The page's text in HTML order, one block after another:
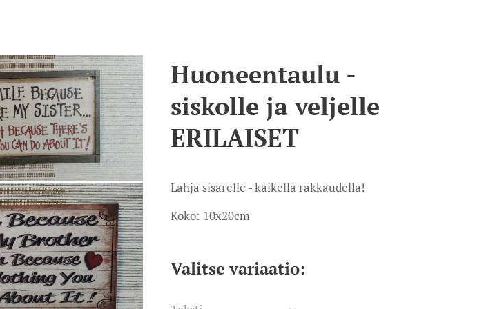
Huoneentaulu -
siskolle ja veljelle
ERILAISET
Lahja sisarelle - kaikella rakkaudella!
Koko: 10x20cm
Valitse variaatio: